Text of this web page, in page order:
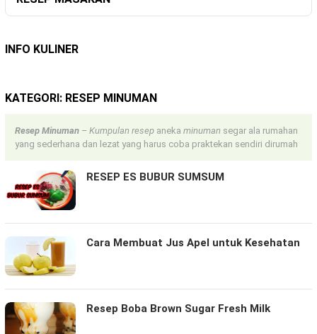
INFO KULINER
KATEGORI: RESEP MINUMAN
Resep Minuman – Kumpulan resep aneka minuman segar ala rumahan
yang sederhana dan lezat yang harus coba praktekan sendiri dirumah
RESEP ES BUBUR SUMSUM
Cara Membuat Jus Apel untuk Kesehatan
Resep Boba Brown Sugar Fresh Milk